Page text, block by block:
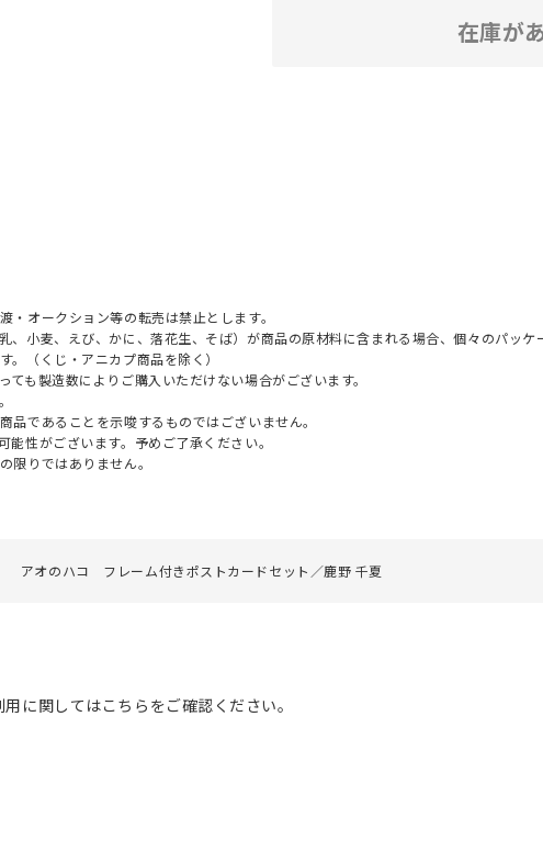
在庫が
オークション等の転売は禁止とします。
小麦、えび、かに、落花生、そば）が商品の原材料に含まれる場合、個々のパッケ
（くじ・アニカプ商品を除く）
も製造数によりご購入いただけない場合がございます。
であることを示唆するものではございません。
性がございます。予めご了承ください。
限りではありません。
アオのハコ フレーム付きポストカードセット／鹿野 千夏
に関してはこちらをご確認ください。